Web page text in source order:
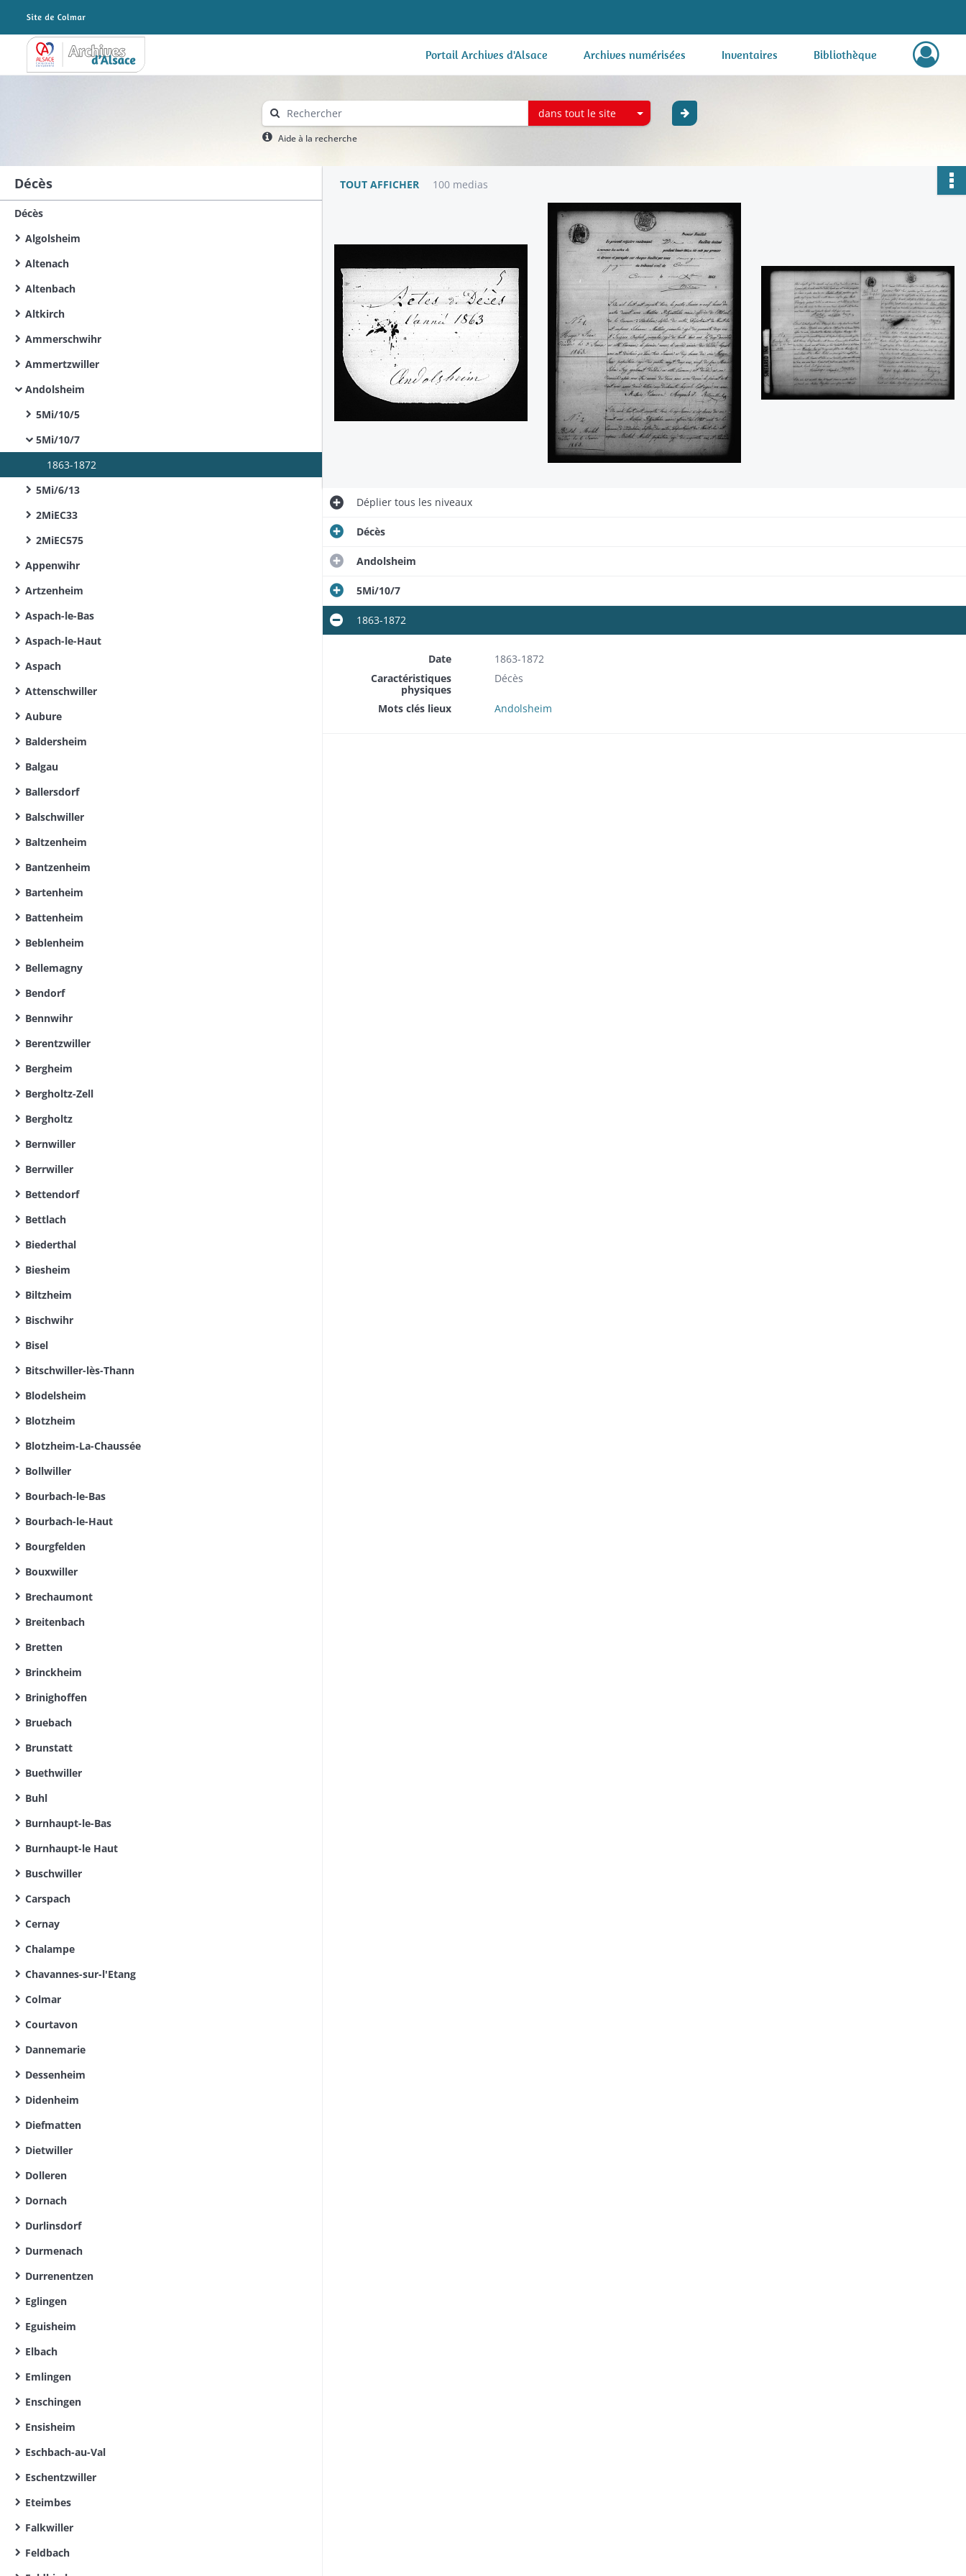
Archives Alsace - Colmar Portail Archives d'Alsace Archives numérisées Inventaires Bibliothèque
dans tout le site
Aide à la recherche
Décès
Décès
Algolsheim
Altenach
Altenbach
Altkirch
Ammerschwihr
Ammertzwiller
Andolsheim
5Mi/10/5
5Mi/10/7
1863-1872
5Mi/6/13
2MiEC33
2MiEC575
Appenwihr
Artzenheim
Aspach-le-Bas
Aspach-le-Haut
Aspach
Attenschwiller
Aubure
Baldersheim
Balgau
Ballersdorf
Balschwiller
Baltzenheim
Bantzenheim
Bartenheim
Battenheim
Beblenheim
Bellemagny
Bendorf
Bennwihr
Berentzwiller
Bergheim
Bergholtz-Zell
Bergholtz
Bernwiller
Berrwiller
Bettendorf
Bettlach
Biederthal
Biesheim
Biltzheim
Bischwihr
Bisel
Bitschwiller-lès-Thann
Blodelsheim
Blotzheim
Blotzheim-La-Chaussée
Bollwiller
Bourbach-le-Bas
Bourbach-le-Haut
Bourgfelden
Bouxwiller
Brechaumont
Breitenbach
Bretten
Brinckheim
Brinighoffen
Bruebach
Brunstatt
Buethwiller
Buhl
Burnhaupt-le-Bas
Burnhaupt-le Haut
Buschwiller
Carspach
Cernay
Chalampe
Chavannes-sur-l'Etang
Colmar
Courtavon
Dannemarie
Dessenheim
Didenheim
Diefmatten
Dietwiller
Dolleren
Dornach
Durlinsdorf
Durmenach
Durrenentzen
Eglingen
Eguisheim
Elbach
Emlingen
Enschingen
Ensisheim
Eschbach-au-Val
Eschentzwiller
Eteimbes
Falkwiller
Feldbach
TOUT AFFICHER 100 medias
Dépliertous les niveaux
Décès
Andolsheim
5Mi/10/7
1863-1872
Date
1863-1872
Caractéristiques
physiques
Décès
Mots clés lieux Andolsheim